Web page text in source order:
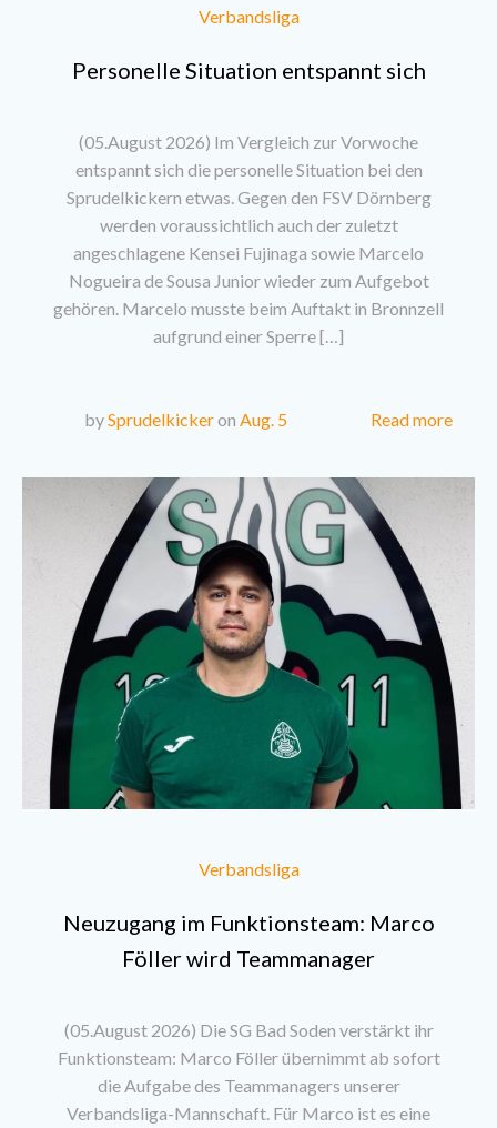
Verbandsliga
Personelle Situation entspannt sich
(05.August 2026) Im Vergleich zur Vorwoche
entspannt sich die personelle Situation bei den
Sprudelkickern etwas. Gegen den FSV Dörnberg
werden voraussichtlich auch der zuletzt
angeschlagene Kensei Fujinaga sowie Marcelo
Nogueira de Sousa Junior wieder zum Aufgebot
gehören. Marcelo musste beim Auftakt in Bronnzell
aufgrund einer Sperre […]
bySprudelkickeron Aug. 5 Read more
Verbandsliga
Neuzugang im Funktionsteam: Marco
Föller wird Teammanager
(05.August 2026) Die SG Bad Soden verstärkt ihr
Funktionsteam: Marco Föller übernimmt ab sofort
die Aufgabe des Teammanagers unserer
Verbandsliga-Mannschaft. Für Marco ist es eine